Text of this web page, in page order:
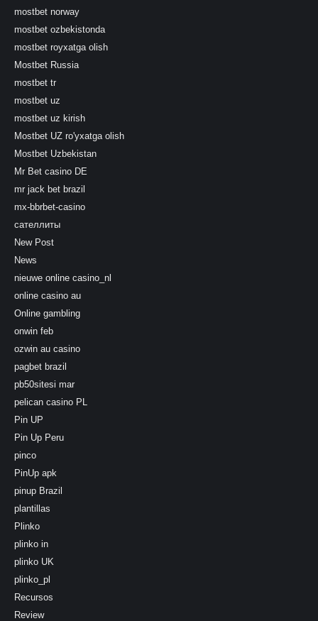
mostbet norway
mostbet ozbekistonda
mostbet royxatga olish
Mostbet Russia
mostbet tr
mostbet uz
mostbet uz kirish
Mostbet UZ ro'yxatga olish
Mostbet Uzbekistan
Mr Bet casino DE
mr jack bet brazil
mx-bbrbet-casino
сателлиты
New Post
News
nieuwe online casino_nl
online casino au
Online gambling
onwin feb
ozwin au casino
pagbet brazil
pb50sitesi mar
pelican casino PL
Pin UP
Pin Up Peru
pinco
PinUp apk
pinup Brazil
plantillas
Plinko
plinko in
plinko UK
plinko_pl
Recursos
Review